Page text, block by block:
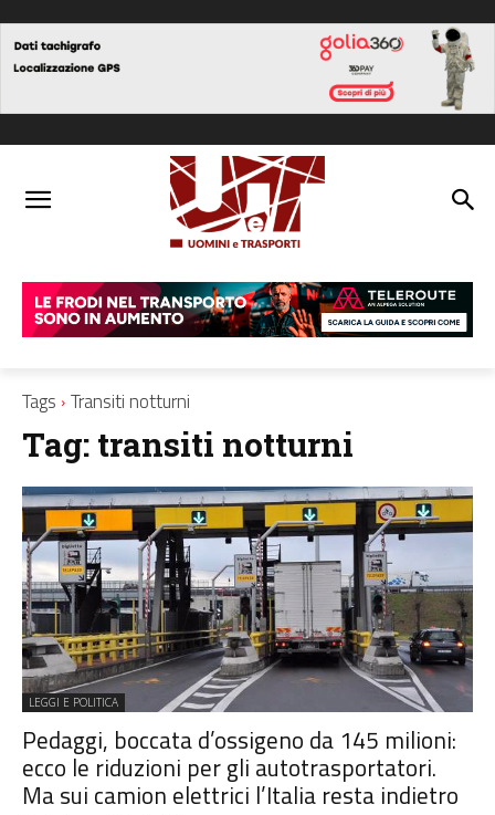
Tags Transiti notturni
Tag: transiti notturni
LEGGI E POLITICA
Pedaggi, boccata d’ossigeno da 145 milioni:
ecco le riduzioni per gli autotrasportatori.
Ma sui camion elettrici l’Italia resta indietro